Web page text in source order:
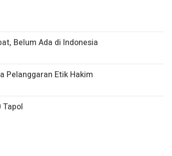
Belum Ada di Indonesia
Pelanggaran Etik Hakim